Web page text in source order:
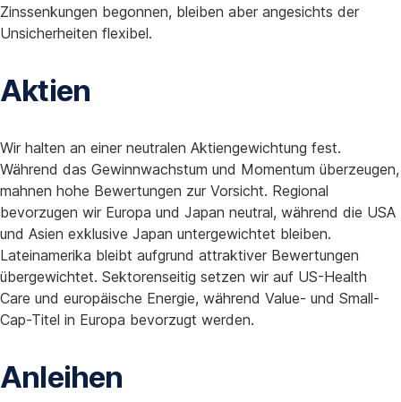
Zinssenkungen begonnen, bleiben aber angesichts der
Unsicherheiten flexibel.
Aktien
Wir halten an einer neutralen Aktiengewichtung fest.
Während das Gewinnwachstum und Momentum überzeugen,
mahnen hohe Bewertungen zur Vorsicht. Regional
bevorzugen wir Europa und Japan neutral, während die USA
und Asien exklusive Japan untergewichtet bleiben.
Lateinamerika bleibt aufgrund attraktiver Bewertungen
übergewichtet. Sektorenseitig setzen wir auf US-Health
Care und europäische Energie, während Value- und Small-
Cap-Titel in Europa bevorzugt werden.
Anleihen